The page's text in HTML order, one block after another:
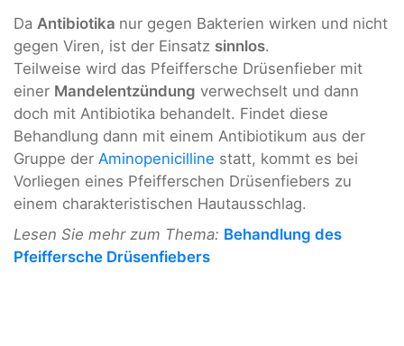
Da Antibiotika nur gegen Bakterien wirken und nicht
gegen Viren, ist der Einsatz sinnlos.
Teilweise wird das Pfeiffersche Drüsenfieber mit
einer Mandelentzündung verwechselt und dann
doch mit Antibiotika behandelt. Findet diese
Behandlung dann mit einem Antibiotikum aus der
Gruppe der Aminopenicilline statt, kommt es bei
Vorliegen eines Pfeifferschen Drüsenfiebers zu
einem charakteristischen Hautausschlag.
Lesen Sie mehr zum Thema: Behandlung des
Pfeiffersche Drüsenfiebers